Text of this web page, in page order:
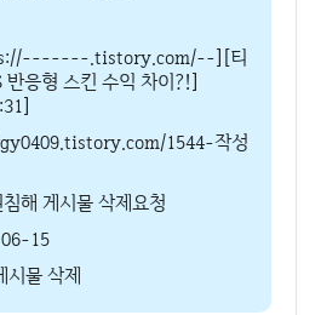
.tistory.com/--][티
응형 스킨 수익 차이?!]
1544-작성
해 게시물 삭제요청
15
물 삭제